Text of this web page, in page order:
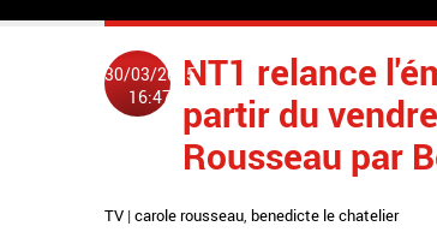
30/03/2015
16:47
NT1 relance
partir du
Rousseau par
TV | carole rousseau, benedicte le chatelier